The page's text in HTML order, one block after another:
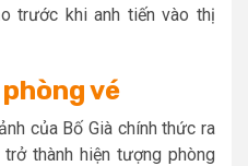
trước khi anh tiến vào thị
vé
của Bố Già chính thức ra
thành hiện tượng phòng